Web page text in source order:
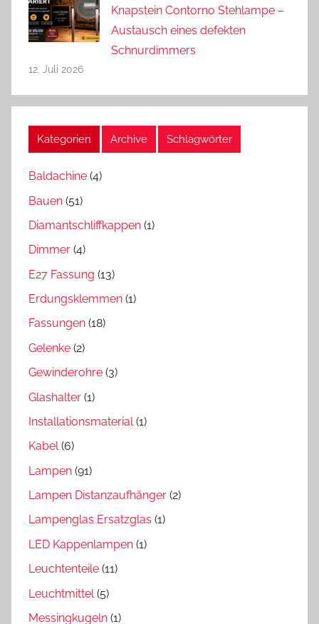
Knapstein Contorno Stehlampe –
Austausch eines defekten
Schnurdimmers
12. Juli 2026
Kategorien Archive Schlagwörter
Baldachine (4)
Bauen (51)
Diamantschliffkappen (1)
Dimmer (4)
E27 Fassung (13)
Erdungsklemmen (1)
Fassungen (18)
Gelenke (2)
Gewinderohre (3)
Glashalter (1)
Installationsmaterial(1)
Kabel(6)
Lampen (91)
Lampen Distanzaufhänger (2)
Lampenglas Ersatzglas (1)
LED Kappenlampen (1)
Leuchtenteile (11)
Leuchtmittel (5)
Messingkugeln (1)